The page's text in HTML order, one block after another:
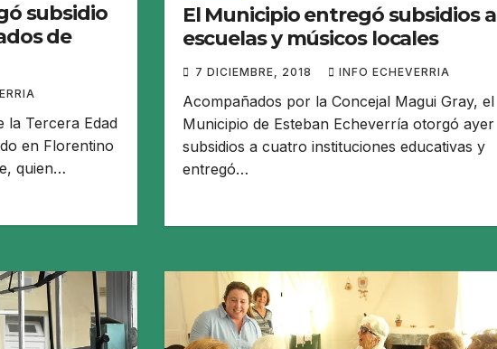
subsidio
de
la Tercera Edad
en Florentino
quien…
El Municipio entregó subsidios a
escuelas y músicos locales
7 DICIEMBRE, 2018 INFO ECHEVERRIA
Acompañados por la Concejal Magui Gray, el
Municipio de Esteban Echeverría otorgó ayer
subsidios a cuatro instituciones educativas y
entregó…